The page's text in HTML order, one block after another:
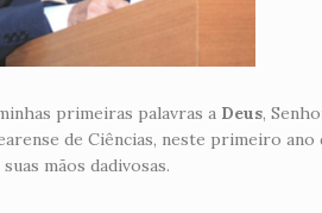
primeiras palavras a Deus,
de Ciências, neste primeiro
mãos dadivosas.